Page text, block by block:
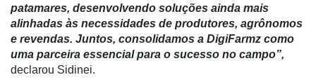
Automação
e
Robótica
Conectividade
patamares, desenvolvendo soluções ainda mais
alinhadas às necessidades de produtores, agrônomos
e revendas. Juntos, consolidamos a DigiFarmz como
uma parceira essencial para o sucesso no campo”,
declarou Sidinei.